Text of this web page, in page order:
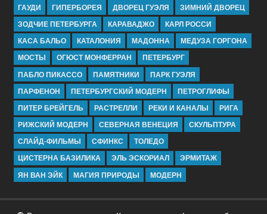
ГАУДИ
ГИПЕРБОРЕЯ ДВОРЕЦ ГУЭЛЯ
ЗИМНИЙ ДВОРЕЦ
ЗОДЧИЕ ПЕТЕРБУРГА
КАРАВАДЖО
КАРЛ РОССИ
КАСА БАЛЬО
КАТАЛОНИЯ МАДОННА
МЕДУЗА ГОРГОНА
МОСТЫ
ОГЮСТ МОНФЕРРАН
ПЕТЕРБУРГ
ПАБЛО ПИКАССО
ПАМЯТНИКИ
ПАРК ГУЭЛЯ
ПАРФЕНОН
ПЕТЕРБУРГСКИЙ МОДЕРН
ПЕТРОГЛИФЫ
ПИТЕР БРЕЙГЕЛЬ
РАСТРЕЛЛИ РЕКИ И КАНАЛЫ
РИГА
РИЖСКИЙ МОДЕРН
СЕВЕРНАЯ ВЕНЕЦИЯ
СКУЛЬПТУРА
СЛАЙД-ФИЛЬМЫ
СФИНКС
ТОЛЕДО
ЦИСТЕРНА БАЗИЛИКА
ЭЛЬ ЭСКОРИАЛ
ЭРМИТАЖ
ЯН ВАН ЭЙК
МАГИЯ ПРИРОДЫ МОДЕРН